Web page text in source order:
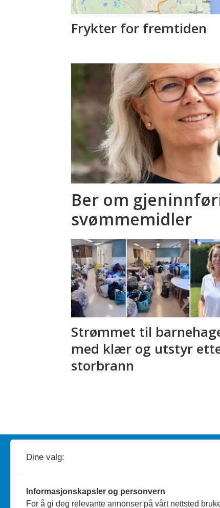
Frykter for fremtiden
Ber om
svømmemidler
Strømmet til
med klær og utstyr
storbrann
JournalistSilje Wiken Sandgrind
Dine valg:
Informasjonskapsler og personvern
For å gi deg relevante annonser på vårt nettsted